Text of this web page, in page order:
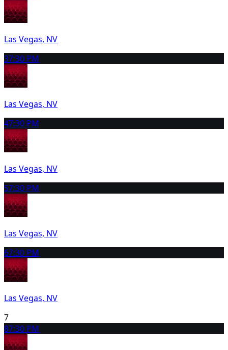
Las Vegas, NV
37:30 PM
Las Vegas, NV
47:30 PM
Las Vegas, NV
57:30 PM
Las Vegas, NV
67:30 PM
Las Vegas, NV
7
87:30 PM